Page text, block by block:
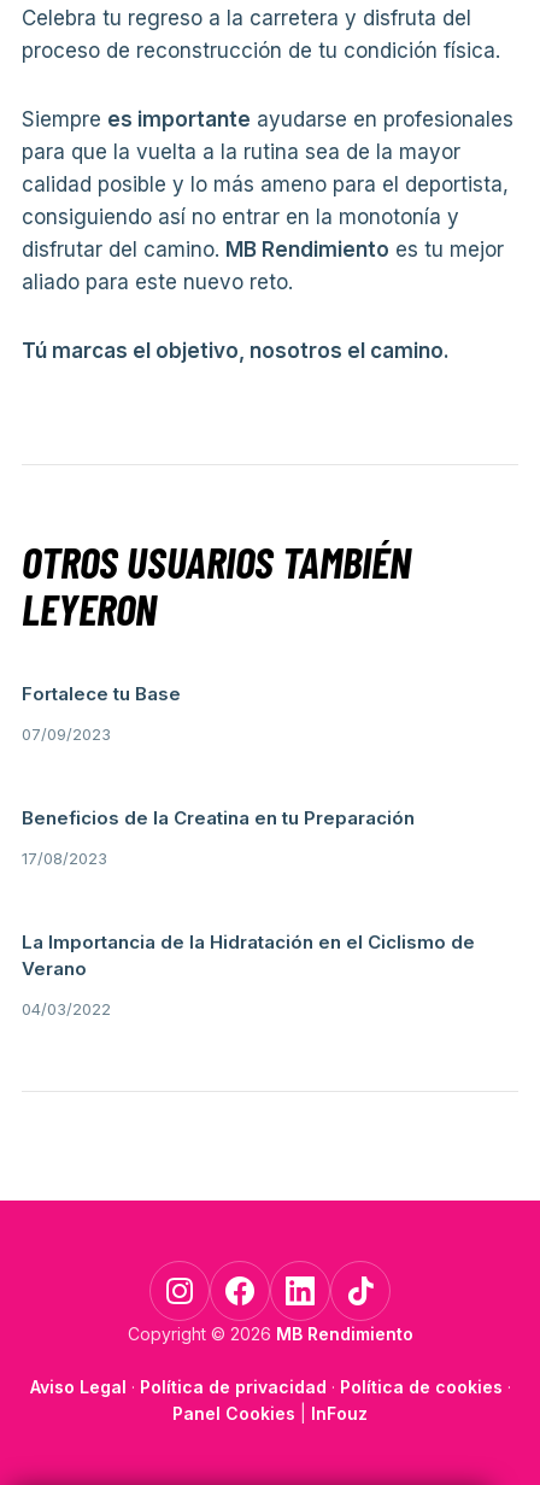
Celebra tu regreso a la carretera y disfruta del
proceso de reconstrucción de tu condición física.
Siempre es importante ayudarse en profesionales
para que la vuelta a la rutina sea de la mayor
calidad posible y lo más ameno para el deportista,
consiguiendo así no entrar en la monotonía y
disfrutar del camino. MB Rendimiento es tu mejor
aliado para este nuevo reto.
Tú marcas el objetivo, nosotros el camino.
OTROS USUARIOS TAMBIÉN
LEYERON
Fortalece tu Base
07/09/2023
Beneficios de la Creatina en tu Preparación
17/08/2023
La Importancia de la Hidratación en el Ciclismo de
Verano
04/03/2022
Copyright © 2026 MB Rendimiento
Aviso Legal · Política de privacidad · Política de cookies ·
Panel Cookies
InFouz